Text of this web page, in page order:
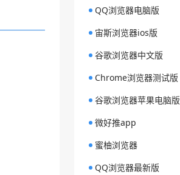
QQ浏览器电脑版
宙斯浏览器ios版
谷歌浏览器中文版
Chrome浏览器测试版
谷歌浏览器苹果电脑版
微好推app
蜜柚浏览器
QQ浏览器最新版